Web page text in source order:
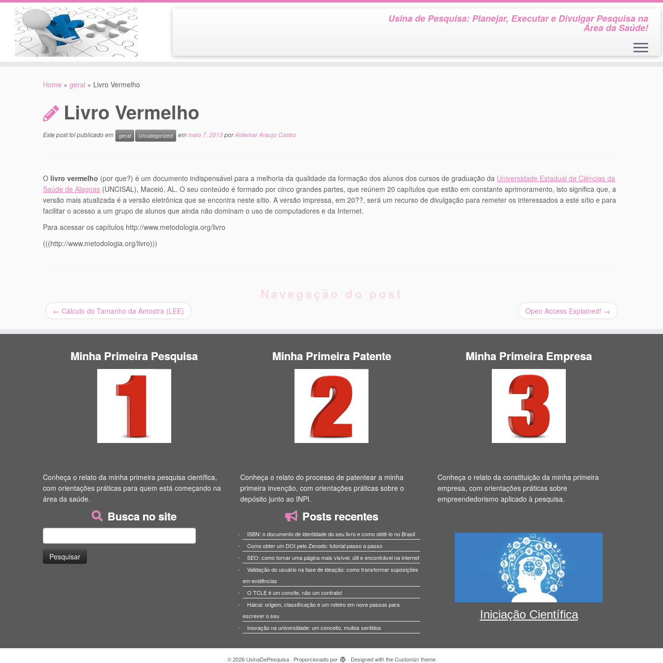
Usina de Pesquisa: Planejar, Executar e Divulgar Pesquisa na
Área da Saúde!
Home » geral » Livro Vermelho
Livro Vermelho
Este post foi publicado em geral Uncategorized emmaio 7, 2013porAldemar Araujo Castro
O livro vermelho (por que?) é um documento indispensável para a melhoria da qualidade da formação dos alunos dos cursos de graduação da Universidade Estadual de Ciências da
Saúde de Alagoas (UNCISAL), Maceió, AL. O seu conteúdo é formado por cinco grandes partes, que reúnem 20 capítulos que estão em constante aprimoramento, isto significa que, a
versão mais atualizada é a versão eletrônica que se encontra neste sítio. A versão impressa, em 20??, será um recurso de divulgação para remeter os interessados a este sítio e para
facilitar o acesso a um grupo de alunos que ainda não dominam o uso de computadores e da Internet.
Para acessar os capítulos http://www.metodologia.org/livro
(((http://www.metodologia.org/livro)))
Navegação do post
← Cálculo do Tamanho da Amostra (LEE) Open Access Explained! →
Minha Primeira Pesquisa
Conheça o relato da minha primeira pesquisa científica,
com orientações práticas para quem está começando na
área da saúde.
Busca no site
por:
Minha Primeira Patente
Conheça o relato do processo de patentear a minha
primeira invenção, com orientações práticas sobre o
depósito junto ao INPI.
Posts recentes
ISBN: o documento de identidade do seu livro e como obtê-lo no Brasil
Como obter um DOI pelo Zenodo: tutorial passo a passo
SEO: como tornar uma página mais visível, útil e encontrável na internet
Validação do usuário na fase de ideação: como transformar suposições
em evidências
O TCLE é um convite, não um contrato!
Haicai: origem, classificação e um roteiro em nove passos para
escrever o seu
Inovação na universidade: um conceito, muitos sentidos
Minha Primeira Empresa
Conheça o relato da constituição da minha primeira
empresa, com orientações práticas sobre
empreendedorismo aplicado à pesquisa.
Iniciação Científica
· © 2026 UsinaDePesquisa · Proporcionado por · Designed with theCustomizr theme ·